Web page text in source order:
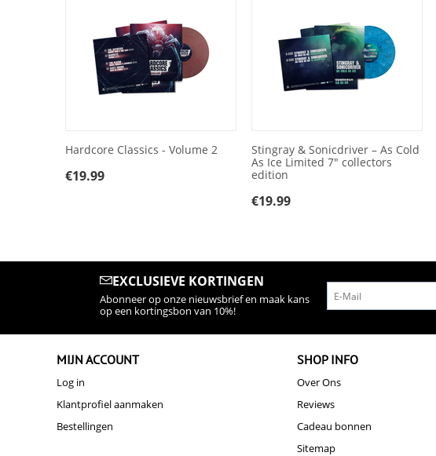
Hardcore Classics - Volume 2
€19.99
Stingray & Sonicdriver – As Cold
As Ice Limited 7" collectors
edition
€19.99
EXCLUSIEVE KORTINGEN
Abonneer op onze nieuwsbrief en maak kans
op een kortingsbon van 10%!
MIJN ACCOUNT
Log in
Klantprofiel aanmaken
Bestellingen
SHOP INFO
Over Ons
Reviews
Cadeau bonnen
Sitemap